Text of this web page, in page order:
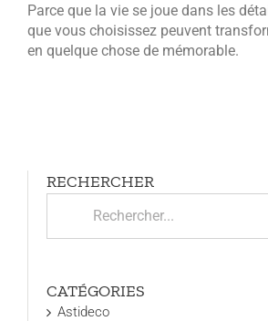
Parce que la vie se joue dans les
que vous choisissez peuvent
en quelque chose de mémorable.
RECHERCHER
CATÉGORIES
Astideco